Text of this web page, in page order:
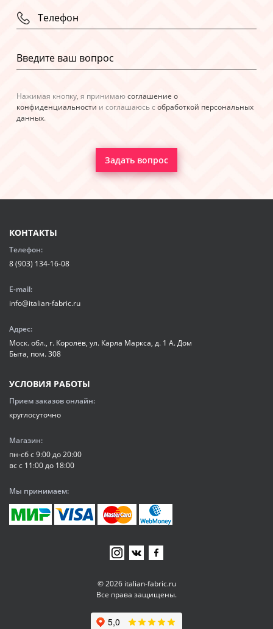
Нажимая кнопку, я принимаюсоглашение о
конфиденциальности и соглашаюсь с обработкой персональных
данных.
Задать вопрос
© 2026 italian-fabric.ru
Все права защищены.
КОНТАКТЫ
Телефон:
8 (903) 134-16-08
E-mail:
info@italian-fabric.ru
Адрес:
Моск. обл., г. Королёв, ул. Карла Маркса, д. 1 А. Дом
Быта, пом. 308
УСЛОВИЯ РАБОТЫ
Прием заказов онлайн:
круглосуточно
Магазин:
пн-сб с 9:00 до 20:00
вс с 11:00 до 18:00
Мы принимаем: